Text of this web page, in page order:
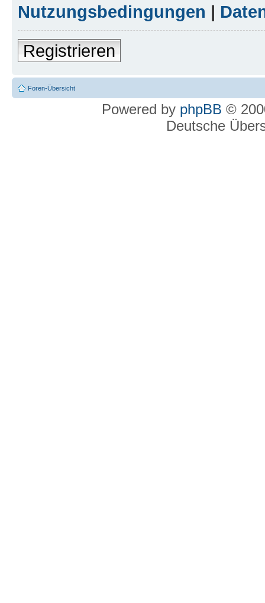
Nutzungsbedingungen |
Registrieren
Foren-Übersicht
Powered by phpBB ©
Deutsche